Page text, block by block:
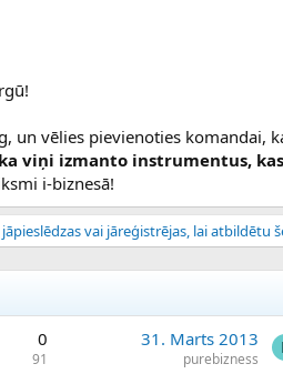
un vēlies pievienoties komandai,
viņi izmanto instrumentus, kas
i-biznesā!
jāpieslēdzas vai jāreģistrējas, lai atbildētu
0
91
31. Marts 2013
purebizness